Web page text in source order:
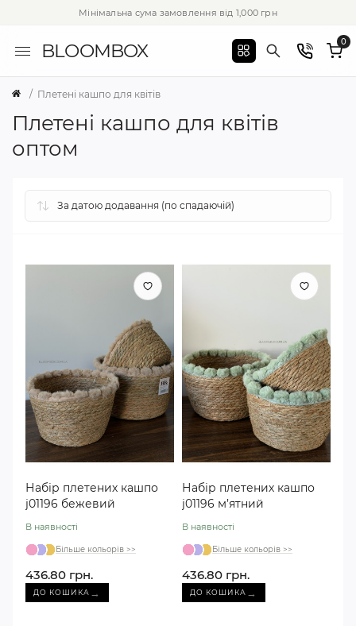
Мінімальна сума замовлення від 1,000 грн
BLOOMBOX 0
Плетені кашпо для квітів
Плетені кашпо для квітів
оптом
Набір плетених кашпо
j01196 бежевий
В наявності
Більше кольорів >>
436.80 грн.
ДО КОШИКА →
Набір плетених кашпо
j01196 м’ятний
В наявності
Більше кольорів >>
436.80 грн.
ДО КОШИКА →